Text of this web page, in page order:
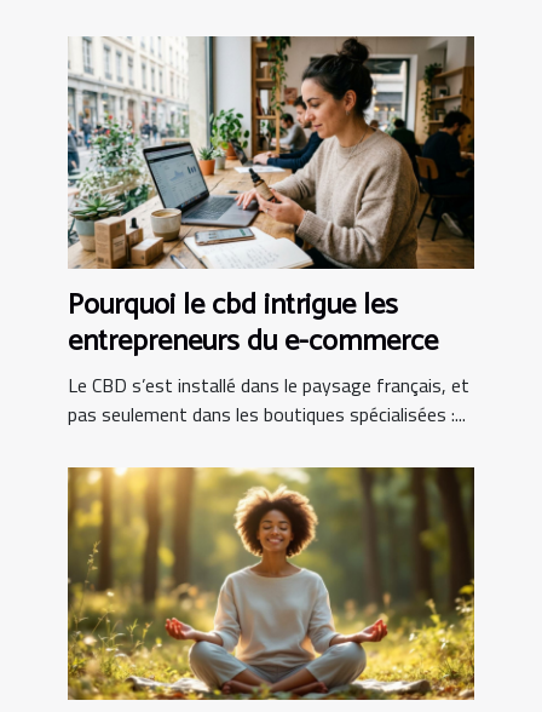
Pourquoi le cbd intrigue les
entrepreneurs du e-commerce
Le CBD s’est installé dans le paysage français, et
pas seulement dans les boutiques spécialisées :...